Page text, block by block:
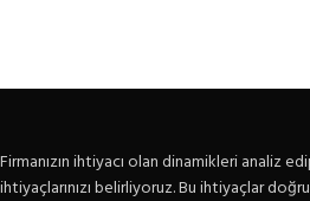
Firmanızın ihtiyacı olan dinamikleri analiz
ihtiyaçlarınızı belirliyoruz. Bu ihtiyaçlar